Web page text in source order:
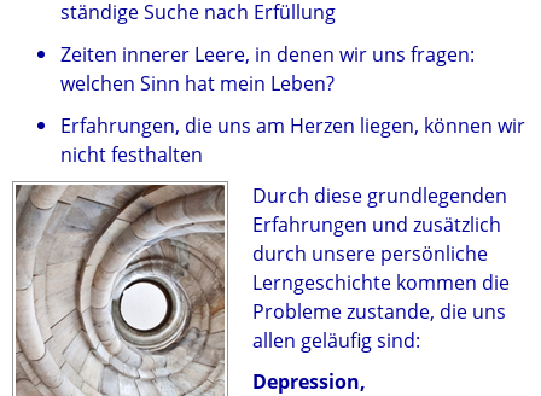
ständige Suche nach Erfüllung
Zeiten innerer Leere, in denen wir uns fragen:
welchen Sinn hat mein Leben?
Erfahrungen, die uns am Herzen liegen, können wir
nicht festhalten
Durch diese grundlegenden
Erfahrungen und zusätzlich
durch unsere persönliche
Lerngeschichte kommen die
Probleme zustande, die uns
allen geläufig sind:
Depression,